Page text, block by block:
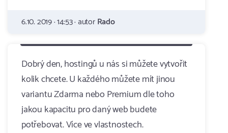
6.10. 2019 · 14:53 · autorRado
Dobrý den, hostingů u nás si můžete vytvořit
kolik chcete. U každého můžete mít jinou
variantu Zdarma nebo Premium dle toho
jakou kapacitu pro daný web budete
potřebovat. Více ve vlastnostech.